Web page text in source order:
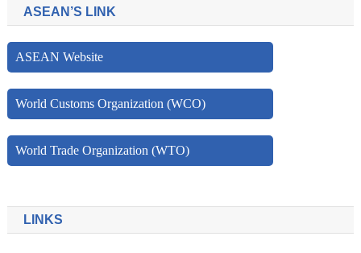
ASEAN’S LINK
ASEAN Website
World Customs Organization (WCO)
World Trade Organization (WTO)
LINKS